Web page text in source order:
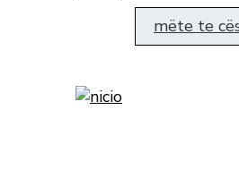
mëte te